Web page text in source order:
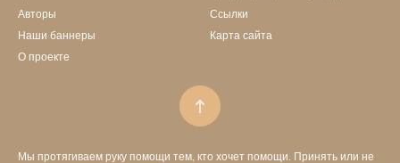
Авторы
Наши баннеры
О проекте
Ссылки
Карта сайта
Мы протягиваем руку помощи тем, кто хочет помощи. Принять или не